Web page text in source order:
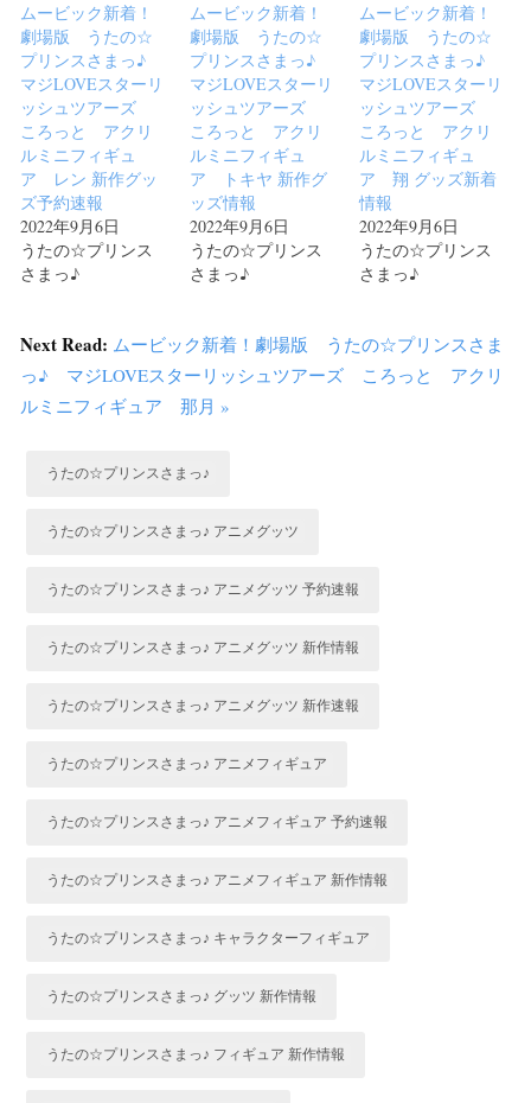
ムービック新着！
劇場版 うたの☆
プリンスさまっ♪
マジLOVEスターリ
ッシュツアーズ
ころっと アクリ
ルミニフィギュ
ア レン 新作グッ
ズ予約速報
2022年9月6日
うたの☆プリンス
さまっ♪
ムービック新着！
劇場版 うたの☆
プリンスさまっ♪
マジLOVEスターリ
ッシュツアーズ
ころっと アクリ
ルミニフィギュ
ア トキヤ 新作グ
ッズ情報
2022年9月6日
うたの☆プリンス
さまっ♪
ムービック新着！
劇場版 うたの☆
プリンスさまっ♪
マジLOVEスターリ
ッシュツアーズ
ころっと アクリ
ルミニフィギュ
ア 翔 グッズ新着
情報
2022年9月6日
うたの☆プリンス
さまっ♪
Next Read: ムービック新着！劇場版 うたの☆プリンスさま
っ♪ マジLOVEスターリッシュツアーズ ころっと アクリ
ルミニフィギュア 那月 »
うたの☆プリンスさまっ♪
うたの☆プリンスさまっ♪ アニメグッツ
うたの☆プリンスさまっ♪ アニメグッツ 予約速報
うたの☆プリンスさまっ♪ アニメグッツ 新作情報
うたの☆プリンスさまっ♪ アニメグッツ 新作速報
うたの☆プリンスさまっ♪ アニメフィギュア
うたの☆プリンスさまっ♪ アニメフィギュア 予約速報
うたの☆プリンスさまっ♪ アニメフィギュア 新作情報
うたの☆プリンスさまっ♪ キャラクターフィギュア
うたの☆プリンスさまっ♪ グッツ 新作情報
うたの☆プリンスさまっ♪ フィギュア 新作情報